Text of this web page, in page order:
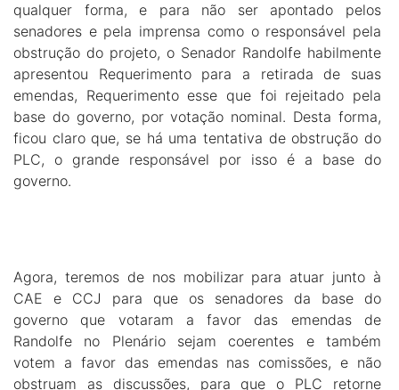
qualquer forma, e para não ser apontado pelos
senadores e pela imprensa como o responsável pela
obstrução do projeto, o Senador Randolfe habilmente
apresentou Requerimento para a retirada de suas
emendas, Requerimento esse que foi rejeitado pela
base do governo, por votação nominal. Desta forma,
ficou claro que, se há uma tentativa de obstrução do
PLC, o grande responsável por isso é a base do
governo.
Agora, teremos de nos mobilizar para atuar junto à
CAE e CCJ para que os senadores da base do
governo que votaram a favor das emendas de
Randolfe no Plenário sejam coerentes e também
votem a favor das emendas nas comissões, e não
obstruam as discussões, para que o PLC retorne